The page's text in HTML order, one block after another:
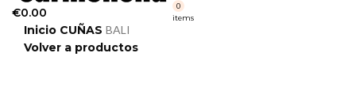
0
items
€0.00
Inicio CUÑAS BALI
Volver a productos